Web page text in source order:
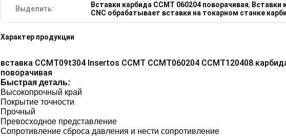
Выделить: Вставки карбида CCMT 060204 поворачивая, Вставки
CNC обрабатывает вставки на токарном станке
Характер продукции
вставка CCMT09t304 Insertos CCMT CCMT060204 CCMT120408
поворачивая
Быстрая деталь:
Высокопрочный край
Покрытие точности
Прочный
Превосходное представление
Сопротивление сброса давления и нести сопротивление